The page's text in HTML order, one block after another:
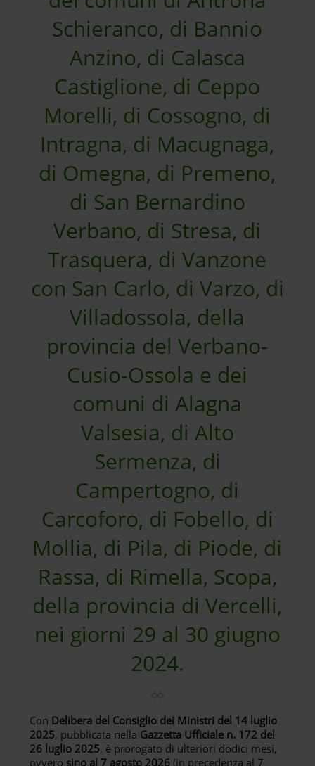
Schieranco, di Bannio
Anzino, di Calasca
Castiglione, di Ceppo
Morelli, di Cossogno, di
Intragna, di Macugnaga,
di Omegna, di Premeno,
di San Bernardino
Verbano, di Stresa, di
Trasquera, di Vanzone
con San Carlo, di Varzo, di
Villadossola, della
provincia del Verbano-
Cusio-Ossola e dei
comuni di Alagna
Valsesia, di Alto
Sermenza, di
Campertogno, di
Carcoforo, di Fobello, di
Mollia, di Pila, di Piode, di
Rassa, di Rimella, Scopa,
della provincia di Vercelli,
nei giorni 29 al 30 giugno
2024.
Con Delibera del Consiglio dei Ministri del 14 luglio
2025, pubblicata nella Gazzetta Ufficiale n. 172 del
26 luglio 2025, è prorogato di ulteriori dodici mesi,
ovvero sino al 7 agosto 2026 (in precedenza al 7